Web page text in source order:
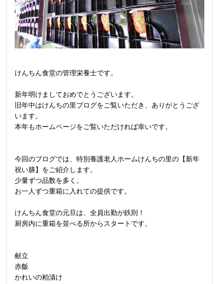
けんちん食堂の管理栄養士です。
新年明けましておめでとうございます。
旧年中はけんちの里ブログをご覧いただき、ありがとうござ
います。
本年もホームページをご覧いただければ幸いです。
今回のブログでは、特別養護老人ホームけんちの里の【新年
祝い膳】をご紹介します。
少量ずつ品数を多く。
お一人ずつ重箱に入れての提供です。
けんちん食堂の元旦は、全員出勤が鉄則！
厨房内に重箱を並べる所からスタートです。
献立
赤飯
かれいの粕漬け